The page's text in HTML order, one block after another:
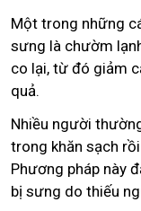
Một trong những
sưng là chườm
co lại, từ đó giảm
quả.
Nhiều người
trong khăn sạch
Phương pháp này
bị sưng do thiếu